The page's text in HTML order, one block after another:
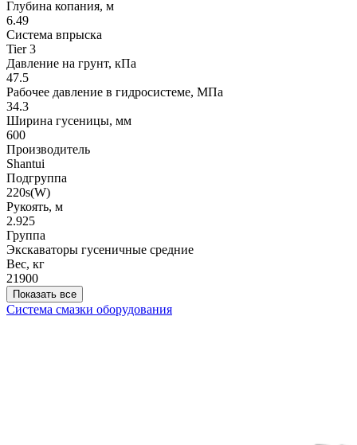
Глубина копания, м
6.49
Система впрыска
Tier 3
Давление на грунт, кПа
47.5
Рабочее давление в гидросистеме, МПа
34.3
Ширина гусеницы, мм
600
Производитель
Shantui
Подгруппа
220s(W)
Рукоять, м
2.925
Группа
Экскаваторы гусеничные средние
Вес, кг
21900
Показать все
Система смазки оборудования